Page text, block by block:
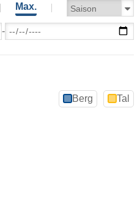
Max.
-
Berg Tal